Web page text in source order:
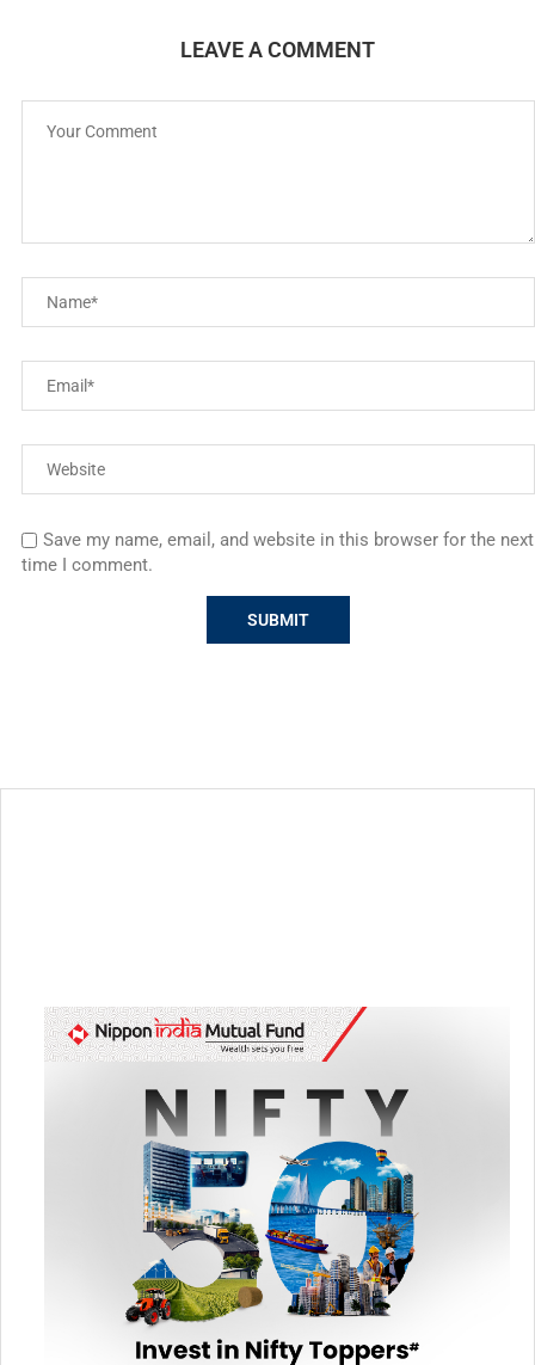
LEAVE A COMMENT
Save my name, email, and website in this browser for the next
time I comment.